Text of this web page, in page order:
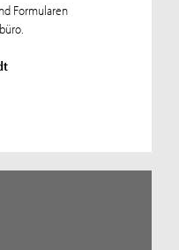
Formularen